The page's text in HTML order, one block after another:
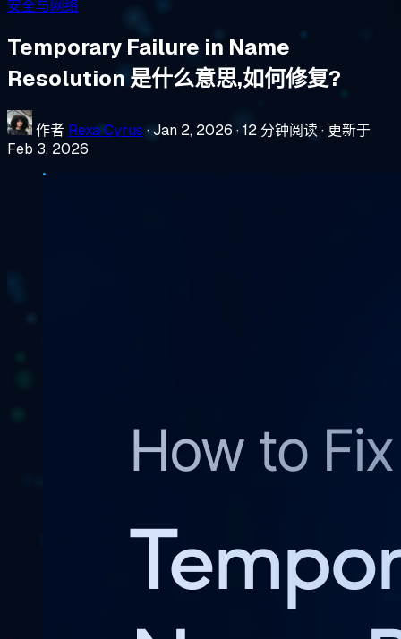
安全与网络
Temporary Failure in Name
Resolution 是什么意思,如何修复?
作者 Rexa Cyrus ·Jan 2, 2026 ·12 分钟阅读· 更新于
Feb 3, 2026